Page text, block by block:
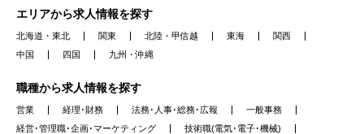
・9割以上の社員が中途採用で入社しており
社です。
（変更の範囲）当社業務全般
適正や本人の希望によっては回路設計/配線
エリアから求人情報を探す
北海道・東北 関東 北陸・甲信越 東海
関西
中国
四国 九州・沖縄
職種から求人情報を探す
営業 経理･財務 法務･人事･総務･広報
一般事務
経営･管理職･企画･マーケティング
技術職(電気･電子･機械)